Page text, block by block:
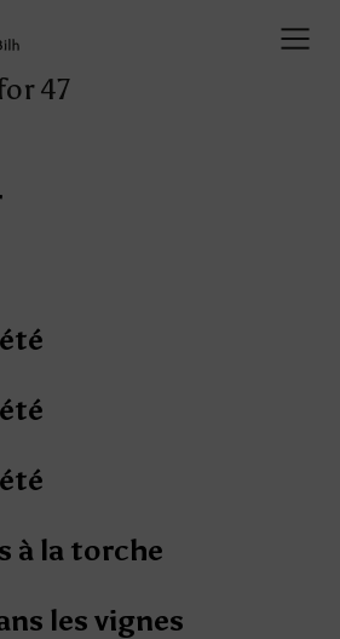
47
à la torche
les vignes